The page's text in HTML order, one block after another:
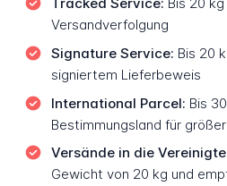
Tracked Service: Bis 20
Versandverfolgung
Signature Service: Bis 20
signiertem Lieferbeweis
International Parcel: Bis
Bestimmungsland für
Versände in die
Gewicht von 20 kg und